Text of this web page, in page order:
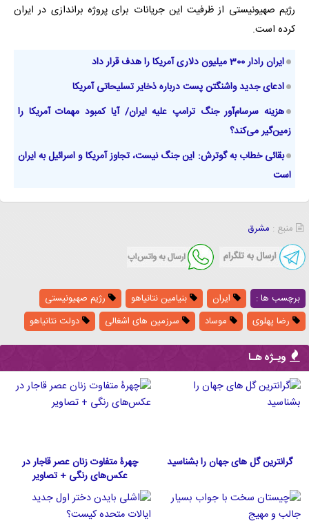
رژیم صهیونیستی از ظرفیت این جریانات برای پروژه براندازی در ایران
کرده است.
ایران رادار 300 میلیون دلاری آمریکا را هدف قرار داد
ادعای جدید واشنگتن پست درباره ذخایر تسلیحاتی آمریکا
هزینه سرسام‌آور جنگ ترامپ علیه ایران/ آیا کمبود مهمات آمریکا را
زمین‌گیر می‌کند؟
بقائی خطاب به گوترش: این جنگ نیست، تجاوز آمریکا و اسرائیل به ایران
است
منبع : مشرق
برچسب ها : ایران بنیامین نتانیاهو
رژیم صهیونیستی
رضا پهلوی
موساد سرزمین های اشغالی دولت نتانیاهو
ویـژه هـا
گرانترین گل های جهان را بشناسید
چهرۀ متفاوت زنان عصر قاجار در
عکس‌های رنگی + تصاویر